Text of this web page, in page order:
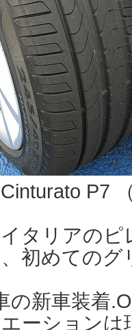
P7
タリアの
初めての
の新車装着
ーションは